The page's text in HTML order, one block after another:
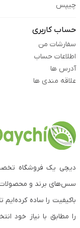
چیپس
حساب کاربری
سفارشات من
اطلاعات حساب
آدرس ها
علاقه مندی ها
دیچی یک فروشگاه
سس‌های برند و محصولات
باکیفیت را ساده
را مطابق با نیاز خود